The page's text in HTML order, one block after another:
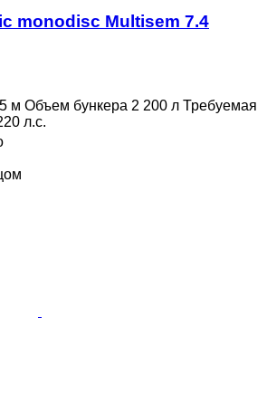
monodisc Multisem 7.4
м Объем бункера 2 200 л Требуемая
л.с.